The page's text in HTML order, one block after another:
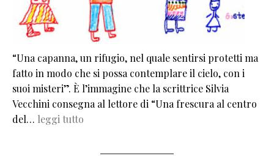
“Una capanna, un rifugio, nel quale sentirsi protetti ma
fatto in modo che si possa contemplare il cielo, con i
suoi misteri”. È l’immagine che la scrittrice Silvia
Vecchini consegna al lettore di “Una frescura al centro
del… leggi tutto